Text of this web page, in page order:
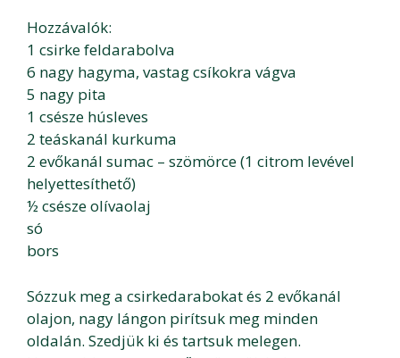
Hozzávalók:
1 csirke feldarabolva
6 nagy hagyma, vastag csíkokra vágva
5 nagy pita
1 csésze húsleves
2 teáskanál kurkuma
2 evőkanál sumac – szömörce (1 citrom levével
helyettesíthető)
½ csésze olívaolaj
só
bors
Sózzuk meg a csirkedarabokat és 2 evőkanál
olajon, nagy lángon pirítsuk meg minden
oldalán. Szedjük ki és tartsuk melegen.